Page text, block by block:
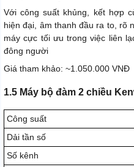
Với công suất khủng, kết hợp
hiện đại, âm thanh đầu ra to, rõ
máy cực tối ưu trong việc liên
đông người
Giá tham khảo: ~1.050.000 VNĐ
1.5 Máy bộ đàm 2 chiều
Công suất
Dải tần số
Số kênh